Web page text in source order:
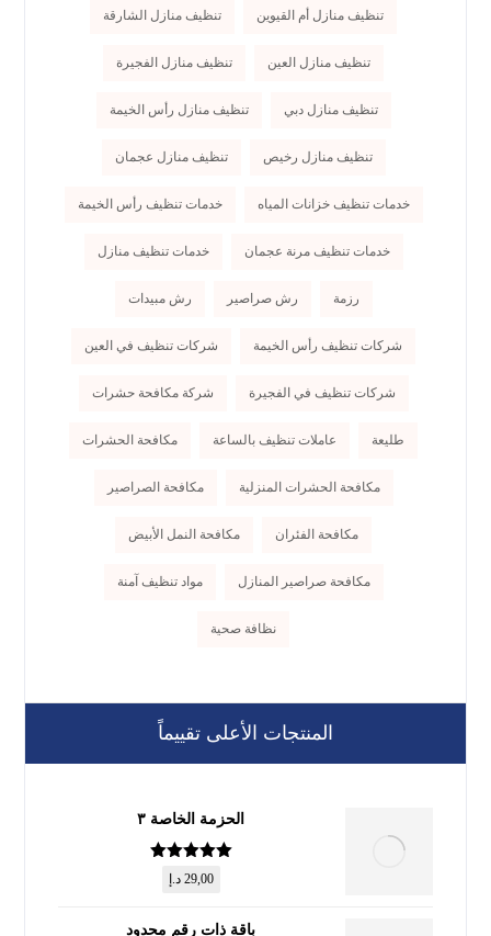
تنظيف منازل أم القيوين تنظيف منازل الشارقة
تنظيف منازل العين تنظيف منازل الفجيرة
تنظيف منازل دبي تنظيف منازل رأس الخيمة
تنظيف منازل رخيص تنظيف منازل عجمان
خدمات تنظيف خزانات المياه خدمات تنظيف رأس الخيمة
خدمات تنظيف مرنة عجمان خدمات تنظيف منازل
رزمة رش صراصير رش مبيدات
شركات تنظيف رأس الخيمة شركات تنظيف في العين
شركات تنظيف في الفجيرة شركة مكافحة حشرات
طليعة عاملات تنظيف بالساعة مكافحة الحشرات
مكافحة الحشرات المنزلية مكافحة الصراصير
مكافحة الفئران مكافحة النمل الأبيض
مكافحة صراصير المنازل مواد تنظيف آمنة
نظافة صحية
المنتجات الأعلى تقييماً
الحزمة الخاصة ٣
تم التقييم
من 5
29,00 د.إ
باقة ذات رقم محدود